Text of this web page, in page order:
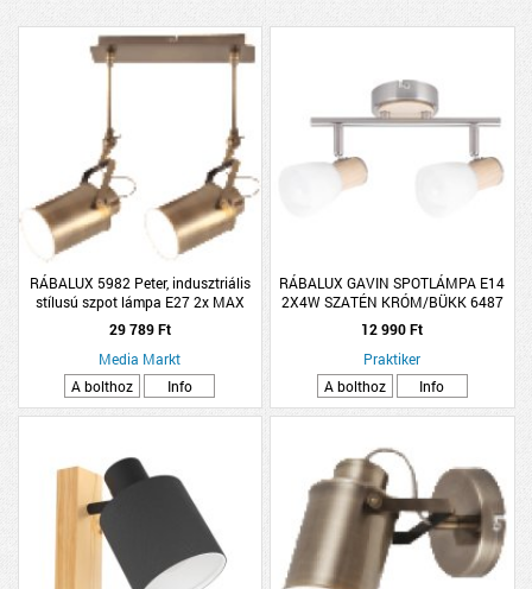
RÁBALUX 5982 Peter, indusztriális
stílusú szpot lámpa E27 2x MAX
60W antik bronz
29 789 Ft
Media Markt
A bolthoz
Info
RÁBALUX GAVIN SPOTLÁMPA E14
2X4W SZATÉN KRÓM/BÜKK 6487
12 990 Ft
Praktiker
A bolthoz
Info